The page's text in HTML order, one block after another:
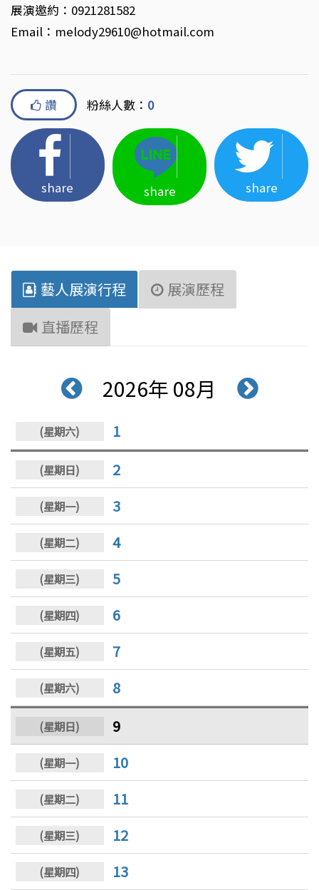
展演邀約：0921281582
Email：melody29610@hotmail.com
讚 粉絲人數： 0
share share share
藝人展演行程
展演歷程
直播歷程
2026年 08月
1
2
3
4
5
6
7
8
9
10
11
12
13